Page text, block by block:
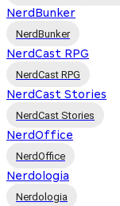
NerdBunker
NerdBunker
NerdCast RPG
NerdCast RPG
NerdCast Stories
NerdCast Stories
NerdOffice
NerdOffice
Nerdologia
Nerdologia